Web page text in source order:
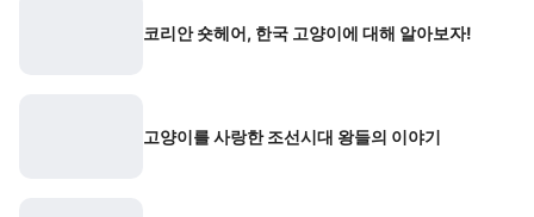
코리안 숏헤어, 한국 고양이에 대해 알아보자!
고양이를 사랑한 조선시대 왕들의 이야기